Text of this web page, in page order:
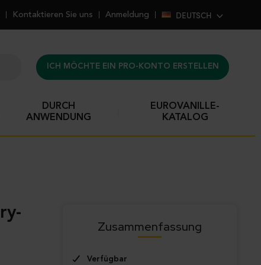
Kontaktieren Sie uns Anmeldung DEUTSCH
ICH MÖCHTE EIN PRO-KONTO ERSTELLEN
DURCH
ANWENDUNG
EUROVANILLE-
KATALOG
Zusammenfassung
Verfügbar